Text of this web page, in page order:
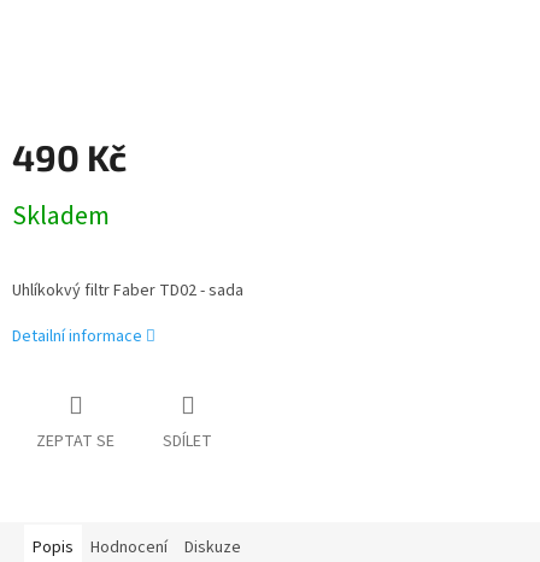
490 Kč
cena:
Skladem
Uhlíkokvý filtr Faber TD02 - sada
Detailní informace
ZEPTAT SE SDÍLET
Popis Hodnocení Diskuze